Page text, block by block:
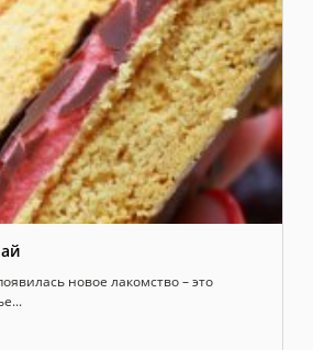
новое лакомство – это